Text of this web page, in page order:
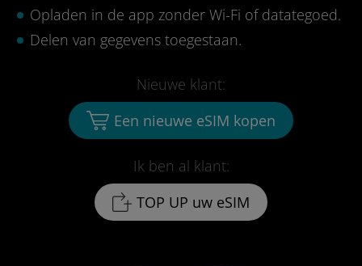
Opladen in de app zonder Wi-Fi of datategoed.
Delen van gegevens toegestaan.
Ik ben al klant:
TOP UP uw eSIM
Nieuwe klant:
Een nieuwe eSIM kopen